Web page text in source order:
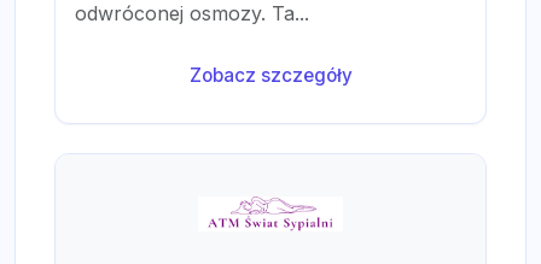
odwróconej osmozy. Ta...
Zobacz szczegóły